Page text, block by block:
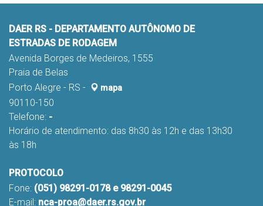
DAER RS - DEPARTAMENTO AUTÔNOMO DE
ESTRADAS DE RODAGEM
Avenida Borges de Medeiros, 1555
Praia de Belas
Porto Alegre - RS -
mapa
90110-150
Telefone: -
Horário de atendimento: das 8h30 às 12h e das 13h30
às 18h
PROTOCOLO
Fone: (051) 98291-0178 e 98291-0045
E-mail: nca-proa@daer.rs.gov.br